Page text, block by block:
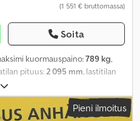
(1 551 € bruttomassa)
Soita
kuormauspaino:789 kg,
pituus: 2 095 mm , lastitilan
990 mm, työleveys:
Pieni ilmoitus